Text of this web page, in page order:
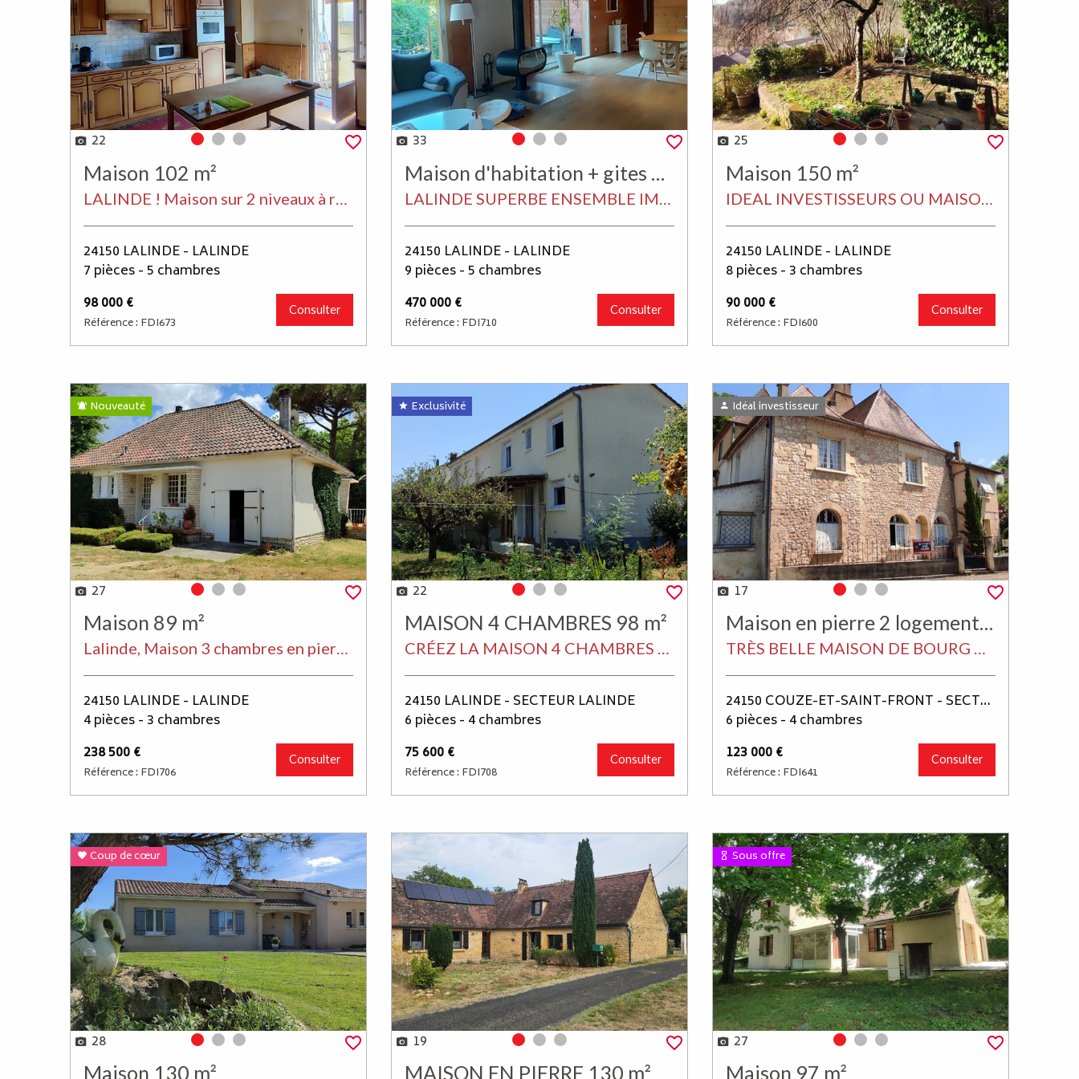
22 Photo 0
Photo 1Photo 2
Maison 102 m²
24150 LALINDE - LALINDE
7 pièces - 5 chambres
98 000 €
Référence : FDI673
Consulter
33 Photo 0
Photo 1Photo 2
Maison d'habitation + gites 276 m²
24150 LALINDE - LALINDE
9 pièces - 5 chambres
470 000 €
Référence : FDI710
Consulter
25 Photo 0
Photo 1Photo 2
Maison 150 m²
24150 LALINDE - LALINDE
8 pièces - 3 chambres
90 000 €
Référence : FDI600
Consulter
Nouveauté
27 Photo 0
Photo 1Photo 2
Maison 89 m²
Lalinde, Maison 3 chambres en pierre sur vide sanitaire et de plain-pied à rafraîchir, au calme, proche des commerces
24150 LALINDE - LALINDE
4 pièces - 3 chambres
238 500 €
Référence : FDI706
Consulter
Exclusivité
22 Photo 0
Photo 1Photo 2
MAISON 4 CHAMBRES 98 m²
CRÉEZ LA MAISON 4 CHAMBRES QUI VOUS RESSEMBLE
24150 LALINDE - SECTEUR LALINDE
6 pièces - 4 chambres
75 600 €
Référence : FDI708
Consulter
Idéal investisseur
17 Photo 0
Photo 1Photo 2
Maison en pierre 2 logements 162 m²
TRÈS BELLE MAISON DE BOURG EN PIERRES 162 M² HAB SUR 2 NIVEAUX POSSIBILITÉ 2 T3 + CAVE + JARDIN CLOS DANS UN BOURG AVEC COMMERCES
24150 COUZE-ET-SAINT-FRONT - SECTEUR LALINDE
6 pièces - 4 chambres
123 000 €
Référence : FDI641
Consulter
Coup de cœur
28 Photo 0
Photo 1Photo 2
Maison 130 m²
19 Photo 0
Photo 1Photo 2
MAISON EN PIERRE 130 m²
Sous offre
27 Photo 0
Photo 1Photo 2
Maison 97 m²